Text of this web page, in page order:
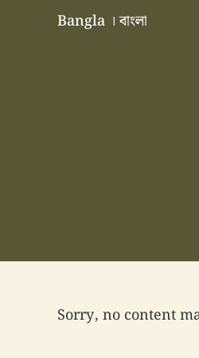
Skip to main content
Skip to header right
Skip to site footer
Bangla । বাংলা
Sorry, no content